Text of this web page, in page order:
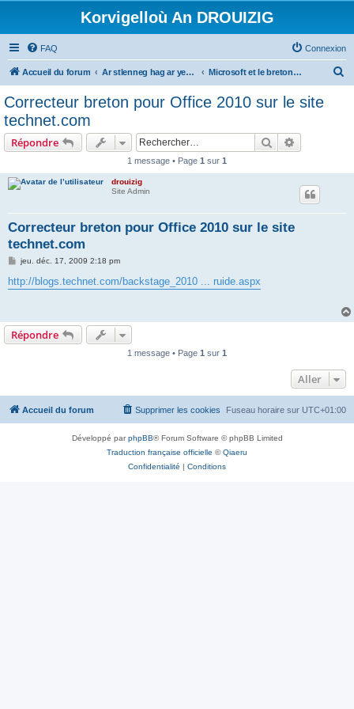
Korvigelloù An DROUIZIG
FAQ Connexion
Accueil du forum Ar stlenneg hag ar yezhoù bihan er bed a-bezh Microsoft et le breton - Microsoft and the Breton language
Correcteur breton pour Office 2010 sur le site
technet.com
Répondre Rechercher
1 message • Page 1 sur 1
drouizig
Site Admin
Correcteur breton pour Office 2010 sur le site
technet.com
M
s
s
jeu. déc. 17, 2009 2:18 pm
http://blogs.technet.com/backstage_2010 ... ruide.aspx
Répondre
1 message • Page 1 sur 1
Aller
Accueil du forum Fuseau horaire sur UTC+01:00
Supprimer les cookies
Développé parphpBB® Forum Software © phpBB Limited
Traduction française officielle ©Qiaeru
Confidentialité | Conditions